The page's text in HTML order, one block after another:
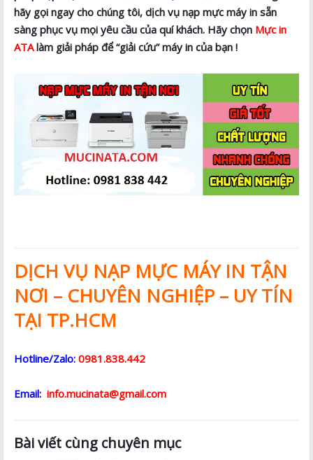
hãy gọi ngay cho chúng tôi, dịch vụ nạp mực máy in sẵn
sàng phục vụ mọi yêu cầu của quí khách. Hãy chọn Mực in
ATAlàm giải pháp để “giải cứu” máy in của bạn !
DỊCH VỤ NẠP MỰC MÁY IN TẬN
NƠI – CHUYÊN NGHIỆP – UY TÍN
TẠI TP.HCM
Hotline/Zalo: 0981.838.442
Email: info.mucinata@gmail.com
Bài viết cùng chuyên mục